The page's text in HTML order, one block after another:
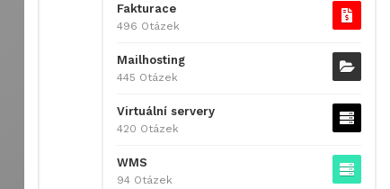
Fakturace
496 Otázek
Mailhosting
445 Otázek
Virtuální servery
420 Otázek
WMS
94 Otázek